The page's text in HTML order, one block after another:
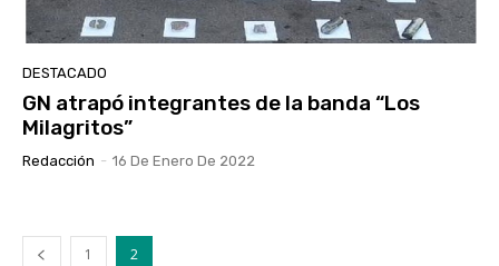
DESTACADO
GN atrapó integrantes de la banda “Los
Milagritos”
Redacción - 16 De Enero De 2022
1 2